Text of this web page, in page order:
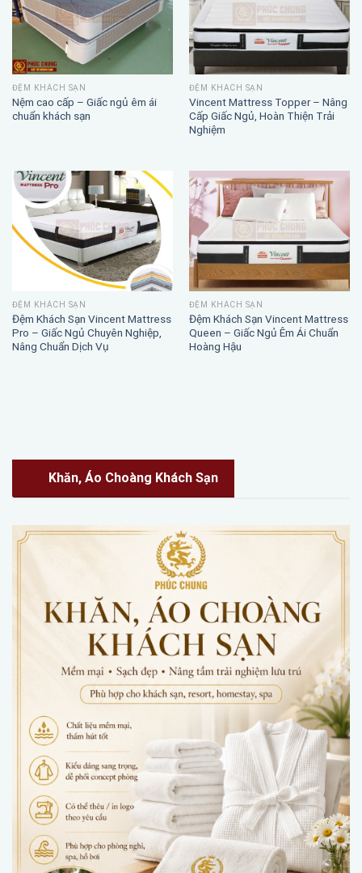
ĐỆM KHÁCH SẠN
Nệm cao cấp – Giấc ngủ êm ái
chuẩn khách sạn
ĐỆM KHÁCH SẠN
Vincent Mattress Topper – Nâng
Cấp Giấc Ngủ, Hoàn Thiện Trải
Nghiệm
ĐỆM KHÁCH SẠN
Đệm Khách Sạn Vincent Mattress
Pro – Giấc Ngủ Chuyên Nghiệp,
Nâng Chuẩn Dịch Vụ
ĐỆM KHÁCH SẠN
Đệm Khách Sạn Vincent Mattress
Queen – Giấc Ngủ Êm Ái Chuẩn
Hoàng Hậu
Khăn, Áo Choàng Khách Sạn